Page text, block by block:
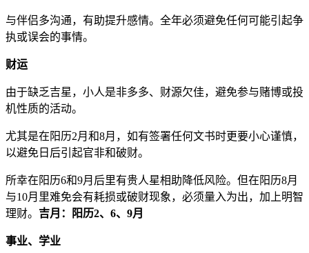
与伴侣多沟通，有助提升感情。全年必须避免任何可能引起争
执或误会的事情。
财运
由于缺乏吉星，小人是非多多、财源欠佳，避免参与赌博或投
机性质的活动。
尤其是在阳历2月和8月，如有签署任何文书时更要小心谨慎，
以避免日后引起官非和破财。
所幸在阳历6和9月后里有贵人星相助降低风险。但在阳历8月
与10月里难免会有耗损或破财现象，必须量入为出，加上明智
理财。 吉月：阳历2、6、9月
事业、学业